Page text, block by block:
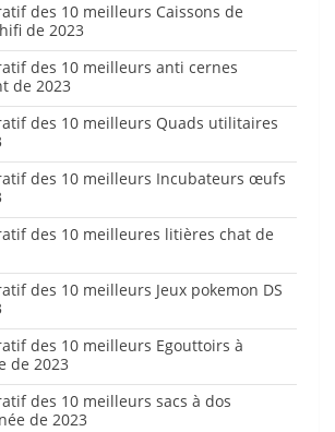
des 10 meilleurs Caissons de
de 2023
des 10 meilleurs anti cernes
de 2023
des 10 meilleurs Quads utilitaires
des 10 meilleurs Incubateurs œufs
des 10 meilleures litières chat de
des 10 meilleurs Jeux pokemon DS
des 10 meilleurs Egouttoirs à
de 2023
des 10 meilleurs sacs à dos
de 2023